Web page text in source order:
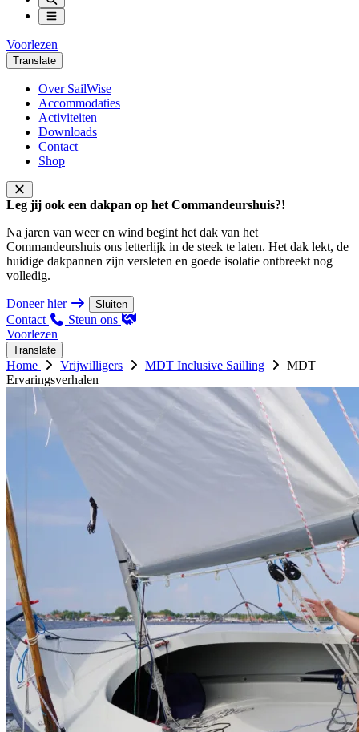
Voorlezen
Translate
Over SailWise
Accommodaties
Activiteiten
Downloads
Contact
Shop
Leg jij ook een dakpan op het Commandeurshuis?!
Na jaren van weer en wind begint het dak van het
Commandeurshuis ons letterlijk in de steek te laten. Het dak lekt, de
huidige dakpannen zijn versleten en goede isolatie ontbreekt nog
volledig.
Doneer hier Sluiten
Contact
Steun ons
Voorlezen
Translate
Home Vrijwilligers MDT Inclusive Sailling
MDT
Ervaringsverhalen